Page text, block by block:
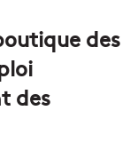
des
des